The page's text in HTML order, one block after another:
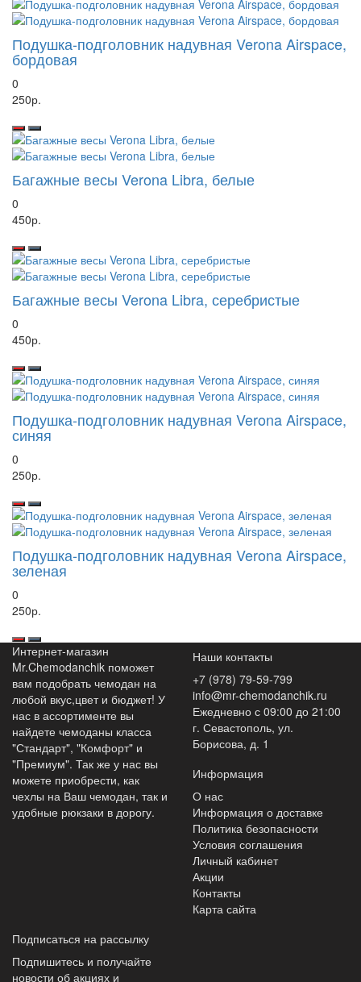
Подушка-подголовник надувная Verona Airspace,
бордовая
0
250р.
Багажные весы Verona Libra, белые
0
450р.
Багажные весы Verona Libra, серебристые
0
450р.
Подушка-подголовник надувная Verona Airspace,
синяя
0
250р.
Подушка-подголовник надувная Verona Airspace,
зеленая
0
250р.
Интернет-магазин
Mr.Chemodanchik поможет
вам подобрать чемодан на
любой вкус,цвет и бюджет! У
нас в ассортименте вы
найдете чемоданы класса
"Стандарт", "Комфорт" и
"Премиум". Так же у нас вы
можете приобрести, как
чехлы на Ваш чемодан, так и
удобные рюкзаки в дорогу.
Наши контакты
+7 (978) 79-59-799
info@mr-chemodanchik.ru
Ежедневно с 09:00 до 21:00
г. Севастополь, ул.
Борисова, д. 1
Информация
О нас
Информация о доставке
Политика безопасности
Условия соглашения
Личный кабинет
Акции
Контакты
Карта сайта
Подписаться на рассылку
Подпишитесь и получайте
новости об акциях и